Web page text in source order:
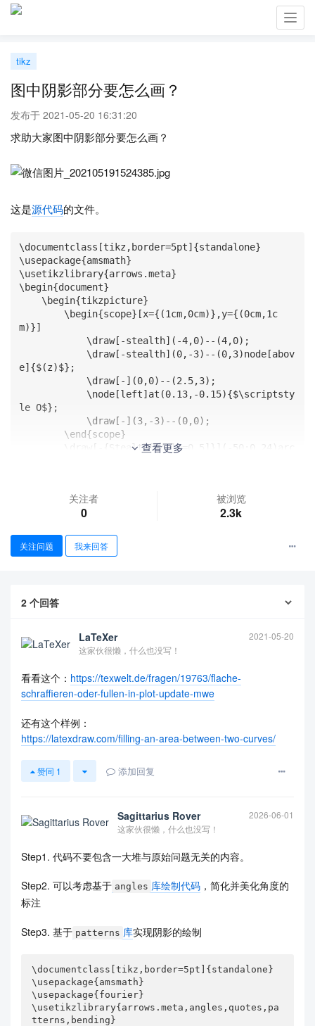
tikz
图中阴影部分要怎么画？
发布于 2021-05-20 16:31:20
求助大家图中阴影部分要怎么画？
这是源代码的文件。
\documentclass[tikz,border=5pt]{standalone}
\usepackage{amsmath}
\usetikzlibrary{arrows.meta}
\begin{document}
m)}]
e]{$(z)$};
le O$};
\end{document}
查看更多
关注者
0
被浏览
2.3k
关注问题 我来回答
2 个回答
LaTeXer
2021-05-20
这家伙很懒，什么也没写！
看看这个： https://texwelt.de/fragen/19763/flache-
schraffieren-oder-fullen-in-plot-update-mwe
还有这个样例：
https://latexdraw.com/filling-an-area-between-two-curves/
赞同 1 添加回复
Sagittarius Rover
2026-06-01
这家伙很懒，什么也没写！
Step1. 代码不要包含一大堆与原始问题无关的内容。
Step2. 可以考虑基于 angles 库绘制代码 ，简化并美化角度的
标注
Step3. 基于 patterns 库实现阴影的绘制
\documentclass[tikz,border=5pt]{standalone}
\usepackage{amsmath}
\usepackage{fourier}
\usetikzlibrary{arrows.meta,angles,quotes,pa
tterns,bending}